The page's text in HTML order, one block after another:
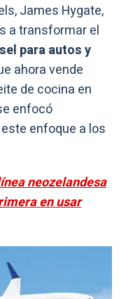
James Hygate,
a transformar el
para autos y
ahora vende
de cocina en
enfocó
enfoque a los
neozelandesa
en usar